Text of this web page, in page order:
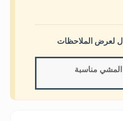
لعرض الملاحظات
مناسبة